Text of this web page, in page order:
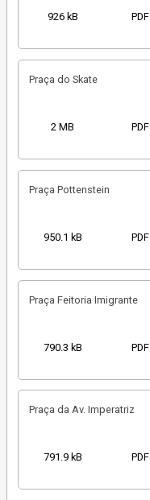
926 kB PDF
Praça do Skate
2 MB PDF
Praça Pottenstein
950.1 kB PDF
Praça Feitoria Imigrante
790.3 kB PDF
Praça da Av. Imperatriz
791.9 kB PDF